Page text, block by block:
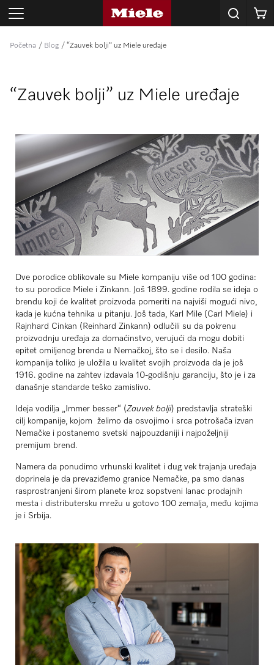
Korpa
Početna Blog “Zauvek bolji” uz Miele uređaje
“Zauvek bolji” uz Miele uređaje
Dve porodice oblikovale su Miele kompaniju više od 100 godina:
to su porodice Miele i Zinkann. Još 1899. godine rodila se ideja o
brendu koji će kvalitet proizvoda pomeriti na najviši mogući nivo,
kada je kućna tehnika u pitanju. Još tada, Karl Mile (Carl Miele) i
Rajnhard Cinkan (Reinhard Zinkann) odlučili su da pokrenu
proizvodnju uređaja za domaćinstvo, verujući da mogu dobiti
epitet omiljenog brenda u Nemačkoj, što se i desilo. Naša
kompanija toliko je uložila u kvalitet svojih proizvoda da je još
1916. godine na zahtev izdavala 10-godišnju garanciju, što je i za
današnje standarde teško zamislivo.
Ideja vodilja „Immer besser“ (Zauvek bolji) predstavlja strateški
cilj kompanije, kojom
želimo da osvojimo i srca potrošača izvan
Nemačke i postanemo svetski najpouzdaniji i najpoželjniji
premijum brend.
Namera da ponudimo vrhunski kvalitet i dug vek trajanja uređaja
doprinela je da prevaziđemo granice Nemačke, pa smo danas
rasprostranjeni širom planete kroz sopstveni lanac prodajnih
mesta i distributersku mrežu u gotovo 100 zemalja, među kojima
je i Srbija.